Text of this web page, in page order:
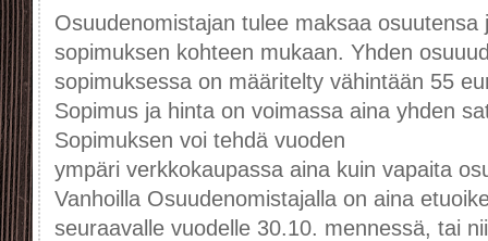
Osuudenomistajan tulee maksaa osuutensa
sopimuksen kohteen mukaan. Yhden
sopimuksessa on määritelty vähintään 55
Sopimus ja hinta on voimassa aina yhden
Sopimuksen voi tehdä vuoden
ympäri verkkokaupassa aina kuin vapaita
Vanhoilla Osuudenomistajalla on aina
seuraavalle vuodelle 30.10. mennessä, tai